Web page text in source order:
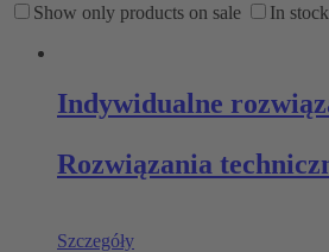
Show only products on sale
In
Indywidualne
Rozwiązania
Szczegóły